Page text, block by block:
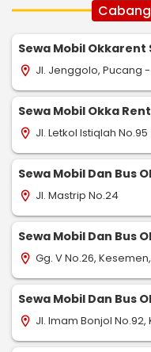
Sewa Mobil Okkarent
location_on Jl. Jenggolo, Pucang
Sewa Mobil Okka
location_on Jl. Letkol Istiqlah No.95
Sewa Mobil Dan Bus
location_on Jl. Mastrip No.24
Sewa Mobil Dan Bus
location_on Gg. V No.26,
Sewa Mobil Dan Bus
location_on Jl. Imam Bonjol